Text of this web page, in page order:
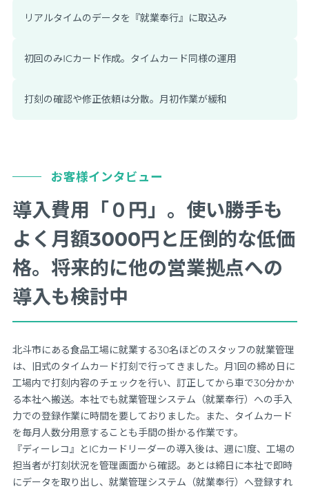
リアルタイムのデータを『就業奉行』に取込み
初回のみICカード作成。タイムカード同様の運用
打刻の確認や修正依頼は分散。月初作業が緩和
お客様インタビュー
導入費用「０円」。使い勝手も
よく月額3000円と圧倒的な低価
格。将来的に他の営業拠点への
導入も検討中
北斗市にある食品工場に就業する30名ほどのスタッフの就業管理
は、旧式のタイムカード打刻で行ってきました。月1回の締め日に
工場内で打刻内容のチェックを行い、訂正してから車で30分かか
る本社へ搬送。本社でも就業管理システム（就業奉行）への手入
力での登録作業に時間を要しておりました。また、タイムカード
を毎月人数分用意することも手間の掛かる作業です。
『ディーレコ』とICカードリーダーの導入後は、週に1度、工場の
担当者が打刻状況を管理画面から確認。あとは締日に本社で即時
にデータを取り出し、就業管理システム（就業奉行）へ登録すれ